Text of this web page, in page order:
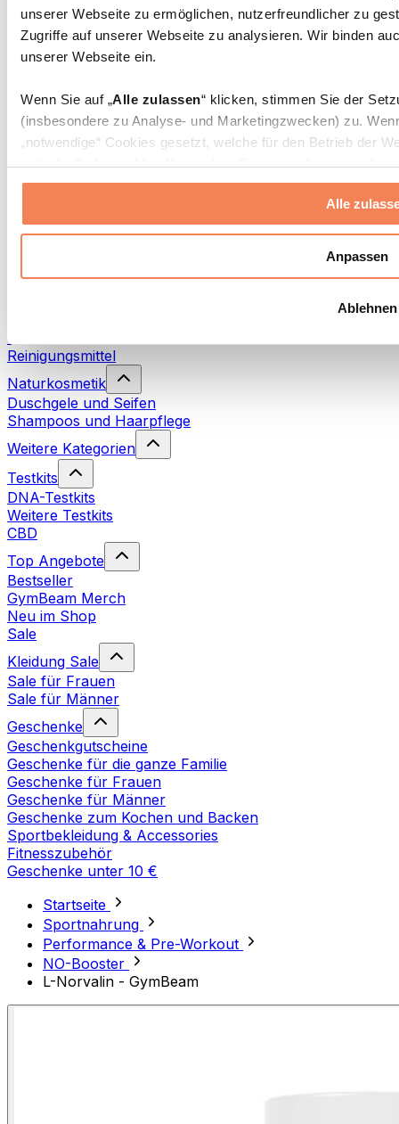
unserer Webseite zu ermöglichen, nutzerfreundlicher zu
Zugriffe auf unserer Webseite zu analysieren. Wir binden
unserer Webseite ein.
Wenn Sie auf „Alle zulassen“ klicken, stimmen Sie der
(insbesondere zu Analyse- und Marketingzwecken) zu.
„notwendige“ Cookies gesetzt, welche für den Betrieb der
individuelle Auswahl treffen, indem Sie unter „Anpassen“
erlauben“ klicken.
Weitere Informationen über die Verarbeitung Ihrer Daten
Datenschutzerklärung
Alle
Anpassen
Ablehnen
Taschen & Rucksäcke
Essenstaschen und Meal-Prep-Zubehör
Sporttaschen
Zubehör nach Aktivität
Laufen
Kampfsport
Yoga & Pilates
Wandern
Rotlichttherapie
Waschmittel
Reinigungsmittel
Naturkosmetik
Duschgele und Seifen
Shampoos und Haarpflege
Weitere Kategorien
Testkits
DNA-Testkits
Weitere Testkits
CBD
Top Angebote
Bestseller
GymBeam Merch
Neu im Shop
Sale
Kleidung Sale
Sale für Frauen
Sale für Männer
Geschenke
Geschenkgutscheine
Geschenke für die ganze Familie
Geschenke für Frauen
Geschenke für Männer
Geschenke zum Kochen und Backen
Sportbekleidung & Accessories
Fitnesszubehör
Geschenke unter 10 €
Startseite
Sportnahrung
Performance & Pre-Workout
NO-Booster
L-Norvalin - GymBeam